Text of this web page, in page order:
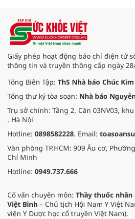
Giấy phép hoạt động báo chí điện tử
thông tin và truyền thông cấp ngày
Tổng Biên Tập: ThS Nhà báo Chúc
Tổng thư ký tòa soạn: Nhà báo
Trụ sở chính: Tầng 2, Căn 03NV03,
, Hà Nội
Hotline: 0898582228. Email:
Văn phòng TP.HCM: 909 Âu cơ,
Chí Minh
Hotline: 0949.737.666
Cố vấn chuyên môn: Thầy thuốc nhân
Việt Bình – Chủ tịch Hội Nam Y Việt
viện Y Dược học cổ truyền Việt Nam).